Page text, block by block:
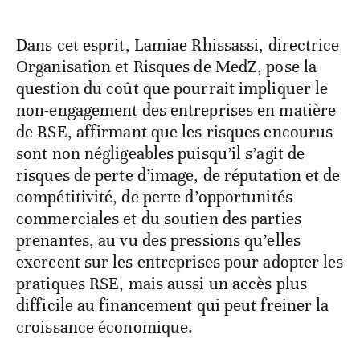
Dans cet esprit, Lamiae Rhissassi, directrice
Organisation et Risques de MedZ, pose la
question du coût que pourrait impliquer le
non-engagement des entreprises en matière
de RSE, affirmant que les risques encourus
sont non négligeables puisqu’il s’agit de
risques de perte d’image, de réputation et de
compétitivité, de perte d’opportunités
commerciales et du soutien des parties
prenantes, au vu des pressions qu’elles
exercent sur les entreprises pour adopter les
pratiques RSE, mais aussi un accès plus
difficile au financement qui peut freiner la
croissance économique.